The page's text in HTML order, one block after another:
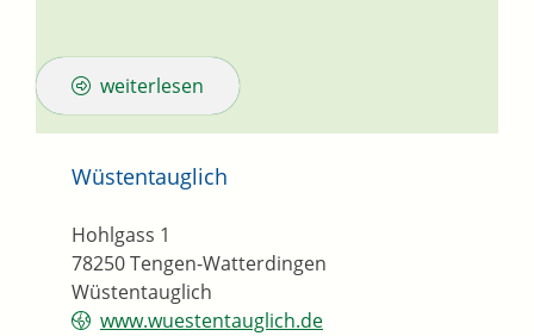
weiterlesen
Wüstentauglich
Wüstentauglich
Hohlgass 1
78250Tengen-Watterdingen
www.wuestentauglich.de